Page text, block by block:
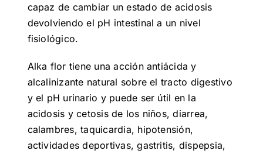
capaz de cambiar un estado de acidosis
devolviendo el pH intestinal a un nivel
fisiológico.
Alka flor tiene una acción antiácida y
alcalinizante natural sobre el tracto digestivo
y el pH urinario y puede ser útil en la
acidosis y cetosis de los niños, diarrea,
calambres, taquicardia, hipotensión,
actividades deportivas, gastritis, dispepsia,